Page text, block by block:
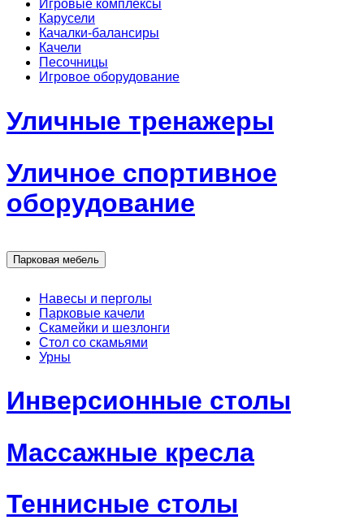
Игровые комплексы
Карусели
Качалки-балансиры
Качели
Песочницы
Игровое оборудование
Уличные тренажеры
Уличное спортивное
оборудование
Парковая мебель
Навесы и перголы
Парковые качели
Скамейки и шезлонги
Стол со скамьями
Урны
Инверсионные столы
Массажные кресла
Теннисные столы